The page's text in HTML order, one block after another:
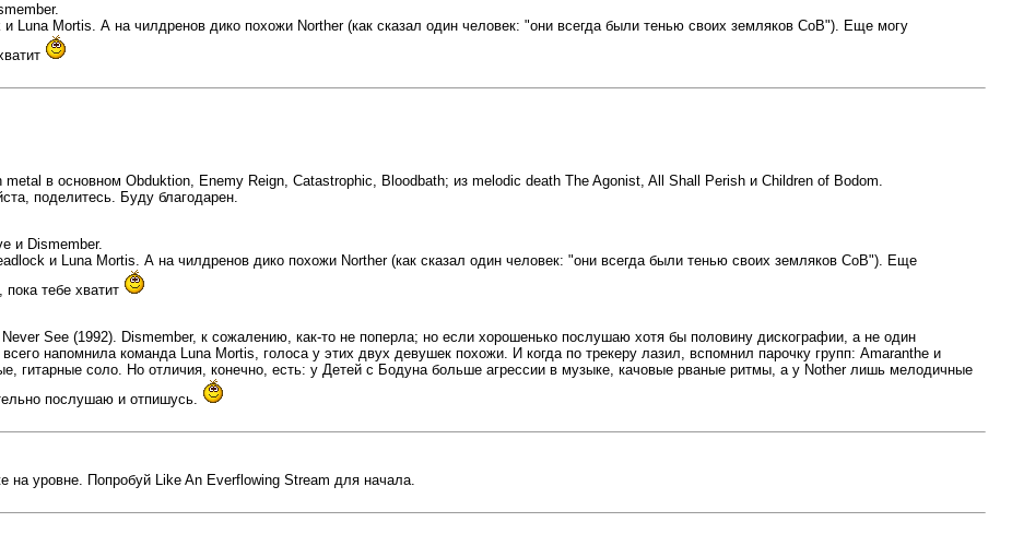
Luna Mortis. А на чилдренов дико похожи Norther (как сказал один человек: "они всегда были тенью своих земляков СоВ"). Еще могу
metal в основном Obduktion, Enemy Reign, Catastrophic, Bloodbath; из melodic death The Agonist, All Shall Perish и Children of Bodom.
поделитесь. Буду благодарен.
и Dismember.
и Luna Mortis. А на чилдренов дико похожи Norther (как сказал один человек: "они всегда были тенью своих земляков СоВ"). Еще
тебе хватит
See (1992). Dismember, к сожалению, как-то не поперла; но если хорошенько послушаю хотя бы половину дискографии, а не один
напомнила команда Luna Mortis, голоса у этих двух девушек похожи. И когда по трекеру лазил, вспомнил парочку групп: Amaranthe и
гитарные соло. Но отличия, конечно, есть: у Детей с Бодуна больше агрессии в музыке, качовые рваные ритмы, а у Nother лишь мелодичные
послушаю и отпишусь.
уровне. Попробуй Like An Everflowing Stream для начала.